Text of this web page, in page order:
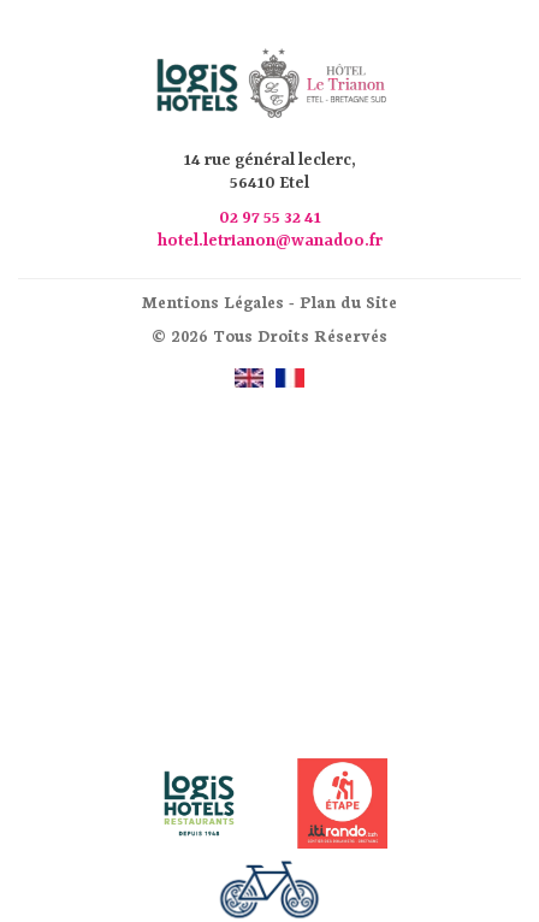
14 rue général leclerc,
56410 Etel
02 97 55 32 41
hotel.letrianon@wanadoo.fr
Mentions Légales - Plan du Site
© 2026 Tous Droits Réservés